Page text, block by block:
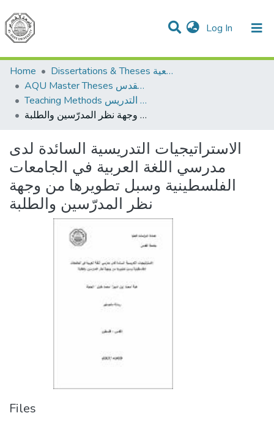
Log In (current)
Communities & Collections
All of DSpace
Home
Dissertations & Theses الرسائل الجامعية
AQU Master Theses الرسائل الجامعية الخاصة بجامعة القدس
Teaching Methods أساليب التدريس
الاستراتيجيات التدريسية السائدة لدى مدرسي اللغة العربية في الجامعات الفلسطينية وسبل تطويرها من وجهة نظر المدرّسين والطلبة
الاستراتيجيات التدريسية السائدة لدى
مدرسي اللغة العربية في الجامعات
الفلسطينية وسبل تطويرها من وجهة
نظر المدرّسين والطلبة
Files